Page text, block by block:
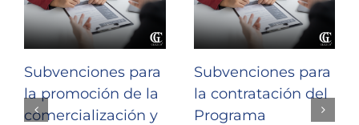
Subvenciones para
la promoción de la
comercialización y
Subvenciones para
la contratación del
Programa